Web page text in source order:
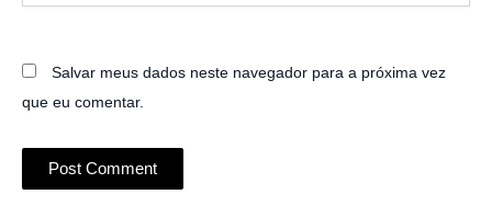
Salvar meus dados neste navegador para a próxima vez
que eu comentar.